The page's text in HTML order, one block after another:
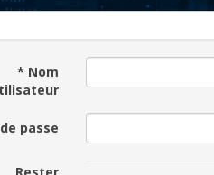
* Nom
passe